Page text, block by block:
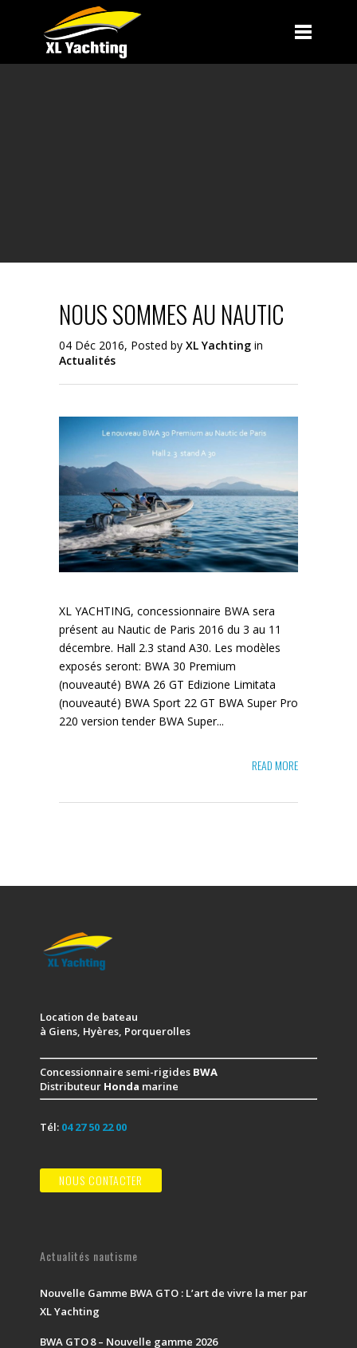
NOUS SOMMES AU NAUTIC
04 Déc 2016, Posted by XL Yachting in
Actualités
XL YACHTING, concessionnaire BWA sera
présent au Nautic de Paris 2016 du 3 au 11
décembre. Hall 2.3 stand A30. Les modèles
exposés seront: BWA 30 Premium
(nouveauté) BWA 26 GT Edizione Limitata
(nouveauté) BWA Sport 22 GT BWA Super Pro
220 version tender BWA Super...
READ MORE
Location de bateau
à Giens, Hyères, Porquerolles
Concessionnaire semi-rigides BWA
Distributeur Honda marine
Tél: 04 27 50 22 00
NOUS CONTACTER
Actualités nautisme
Nouvelle Gamme BWA GTO : L’art de vivre la mer par
XL Yachting
BWA GTO 8 – Nouvelle gamme 2026